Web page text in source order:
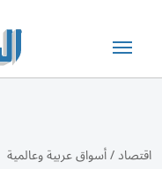
اقتصاد/أسواق عربية وعالمية